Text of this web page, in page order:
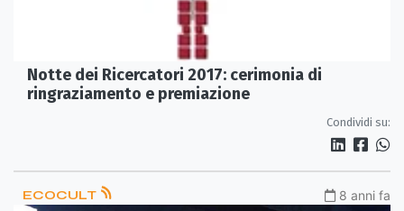
Notte dei Ricercatori 2017: cerimonia di
ringraziamento e premiazione
Condividi su:
ECOCULT 8 anni fa